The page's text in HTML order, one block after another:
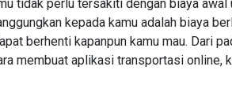
tidak perlu tersakiti dengan biaya
kepada kamu adalah biaya
berhenti kapanpun kamu mau. Dari
membuat aplikasi transportasi online,